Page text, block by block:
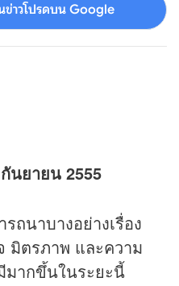
ข่าวโปรดบน Google
นยายน 2555
ถนาบางอย่างเรื่อง
มิตรภาพ และความ
มากขึ้นในระยะนี้